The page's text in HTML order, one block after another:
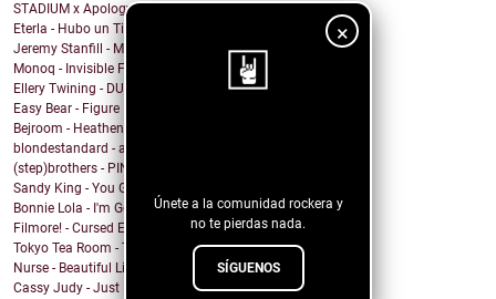
×
Únete a la comunidad rockera y
no te pierdas nada.
SÍGUENOS
STADIUM x Apologygrl - Ocean Wave
Eterla - Hubo un Tiempo
Jeremy Stanfill - Moving Day
Monoq - Invisible Finish Line
Ellery Twining - DUSTY SPRINGFIELD'S RECORD COLLEC...
Easy Bear - Figure It Out
Bejroom - Heathens
blondestandard - arms of another
(step)brothers - PINOT NOIR
Sandy King - You Got Me Mixed Up With That Bottle
Bonnie Lola - I'm Going Home
Filmore! - Cursed Energy
Tokyo Tea Room - Tell Me How
Nurse - Beautiful Lie
Cassy Judy - Just For Being Who We Are